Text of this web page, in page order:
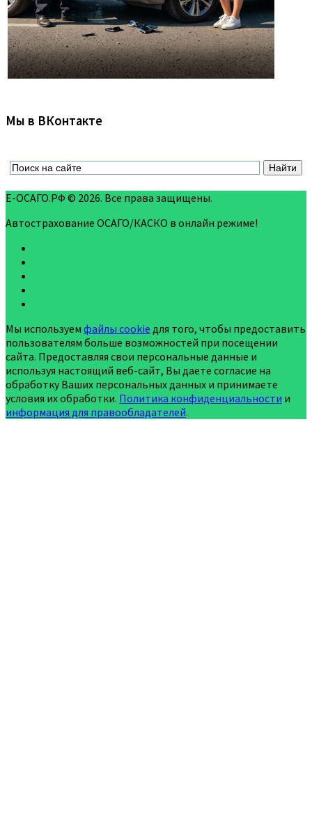
Мы в ВКонтакте
Е-ОСАГО.РФ © 2026. Все права защищены.
Автострахование ОСАГО/КАСКО в онлайн режиме!
Мы используем файлы cookie для того, чтобы предоставить
пользователям больше возможностей при посещении
сайта. Предоставляя свои персональные данные и
используя настоящий веб-сайт, Вы даете согласие на
обработку Ваших персональных данных и принимаете
условия их обработки. Политика конфиденциальности и
информация для правообладателей.